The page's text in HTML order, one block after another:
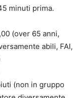
minuti prima.
(over 65 anni,
abili, FAI,
(non in gruppo